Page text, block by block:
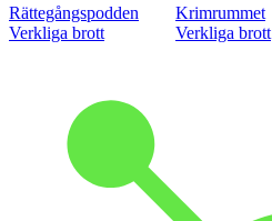
Rättegångspodden
Verkliga brott
Krimrummet
Verkliga brott